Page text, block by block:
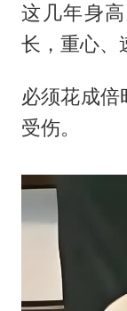
这几年身
长，重心、
必须花成倍
受伤。